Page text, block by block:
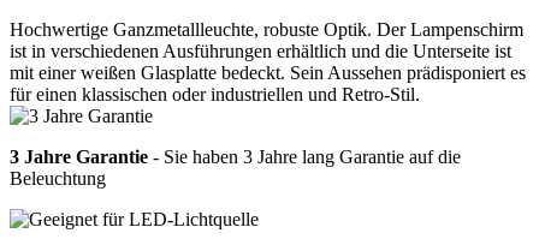
Hochwertige Ganzmetallleuchte, robuste Optik. Der Lampenschirm
ist in verschiedenen Ausführungen erhältlich und die Unterseite ist
mit einer weißen Glasplatte bedeckt. Sein Aussehen prädisponiert es
für einen klassischen oder industriellen und Retro-Stil.
3 Jahre Garantie - Sie haben 3 Jahre lang Garantie auf die
Beleuchtung